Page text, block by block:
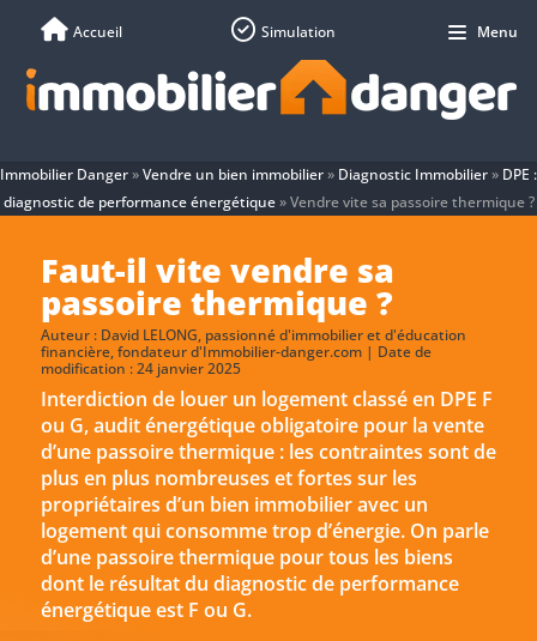
Immobilier Danger»Vendre un bien immobilier» Diagnostic Immobilier» DPE :
diagnostic de performance énergétique»Vendre vite sa passoire thermique ?
Faut-il vite vendre sa
passoire thermique ?
Auteur : David LELONG, passionné d'immobilier et d'éducation
financière, fondateur d'Immobilier-danger.com | Date de
modification : 24 janvier 2025
Interdiction de louer un logement classé en DPE F
ou G, audit énergétique obligatoire pour la vente
d’une passoire thermique : les contraintes sont de
plus en plus nombreuses et fortes sur les
propriétaires d’un bien immobilier avec un
logement qui consomme trop d’énergie. On parle
d’une passoire thermique pour tous les biens
dont le résultat du diagnostic de performance
énergétique est F ou G.
Accueil Simulation Menu